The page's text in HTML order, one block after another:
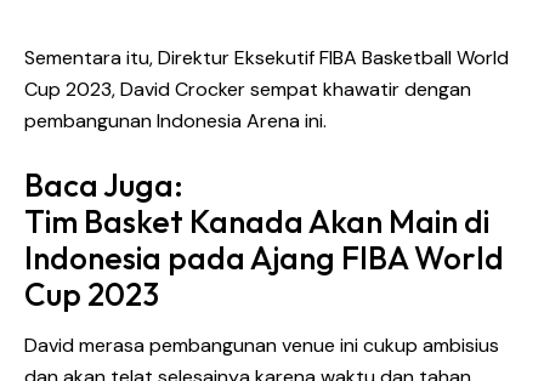
Sementara itu, Direktur Eksekutif FIBA Basketball World
Cup 2023, David Crocker sempat khawatir dengan
pembangunan Indonesia Arena ini.
Baca Juga:
Tim Basket Kanada Akan Main di
Indonesia pada Ajang FIBA World
Cup 2023
David merasa pembangunan venue ini cukup ambisius